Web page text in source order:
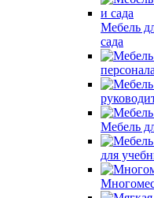
Мебель
сада
персонала
Мебель
для